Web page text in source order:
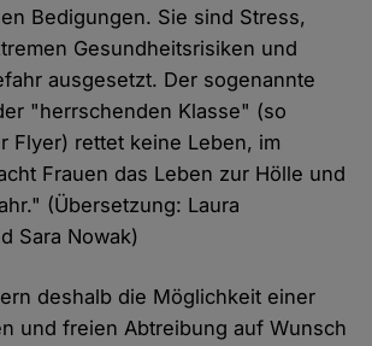
Bedigungen. Sie sind Stress,
Gesundheitsrisiken und
ausgesetzt. Der sogenannte
"herrschenden Klasse" (so
Flyer) rettet keine Leben, im
Frauen das Leben zur Hölle und
(Übersetzung: Laura
Sara Nowak)
deshalb die Möglichkeit einer
und freien Abtreibung auf Wunsch